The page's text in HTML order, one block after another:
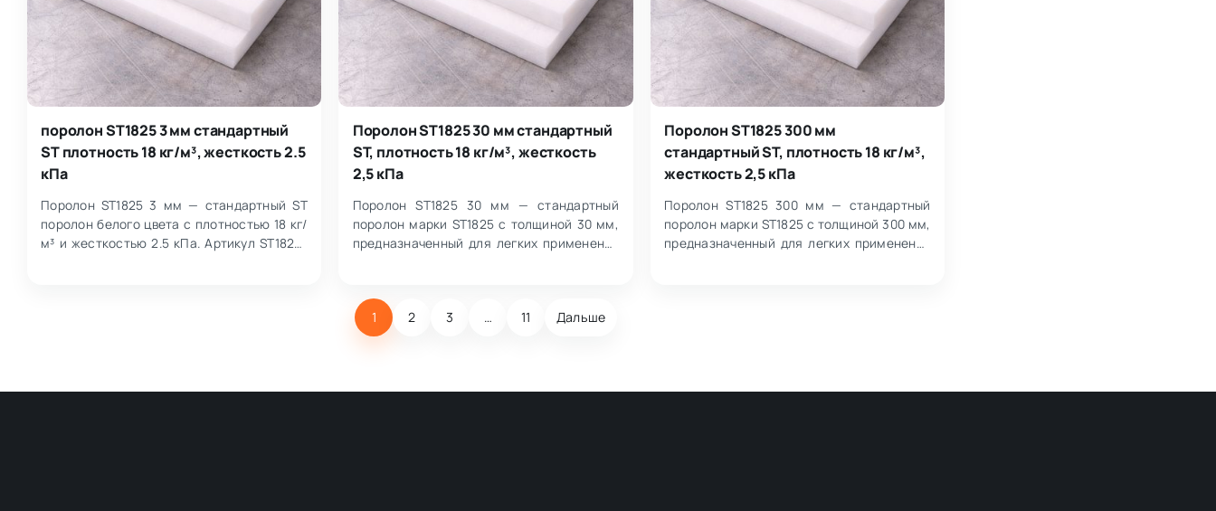
поролон ST1825 3 мм стандартный
ST плотность 18 кг/м³, жесткость 2.5
кПа
Поролон ST1825 3 мм — стандартный ST
поролон белого цвета с плотностью 18 кг/
м³ и жесткостью 2.5 кПа. Артикул ST1825-
Поролон ST1825 30 мм стандартный
ST, плотность 18 кг/м³, жесткость
2,5 кПа
Поролон ST1825 30 мм — стандартный
поролон марки ST1825 с толщиной 30 мм,
предназначенный для легких применений
Поролон ST1825 300 мм
стандартный ST, плотность 18 кг/м³,
жесткость 2,5 кПа
Поролон ST1825 300 мм — стандартный
поролон марки ST1825 с толщиной 300 мм,
предназначенный для легких применений
1 2 3 … 11 Дальше